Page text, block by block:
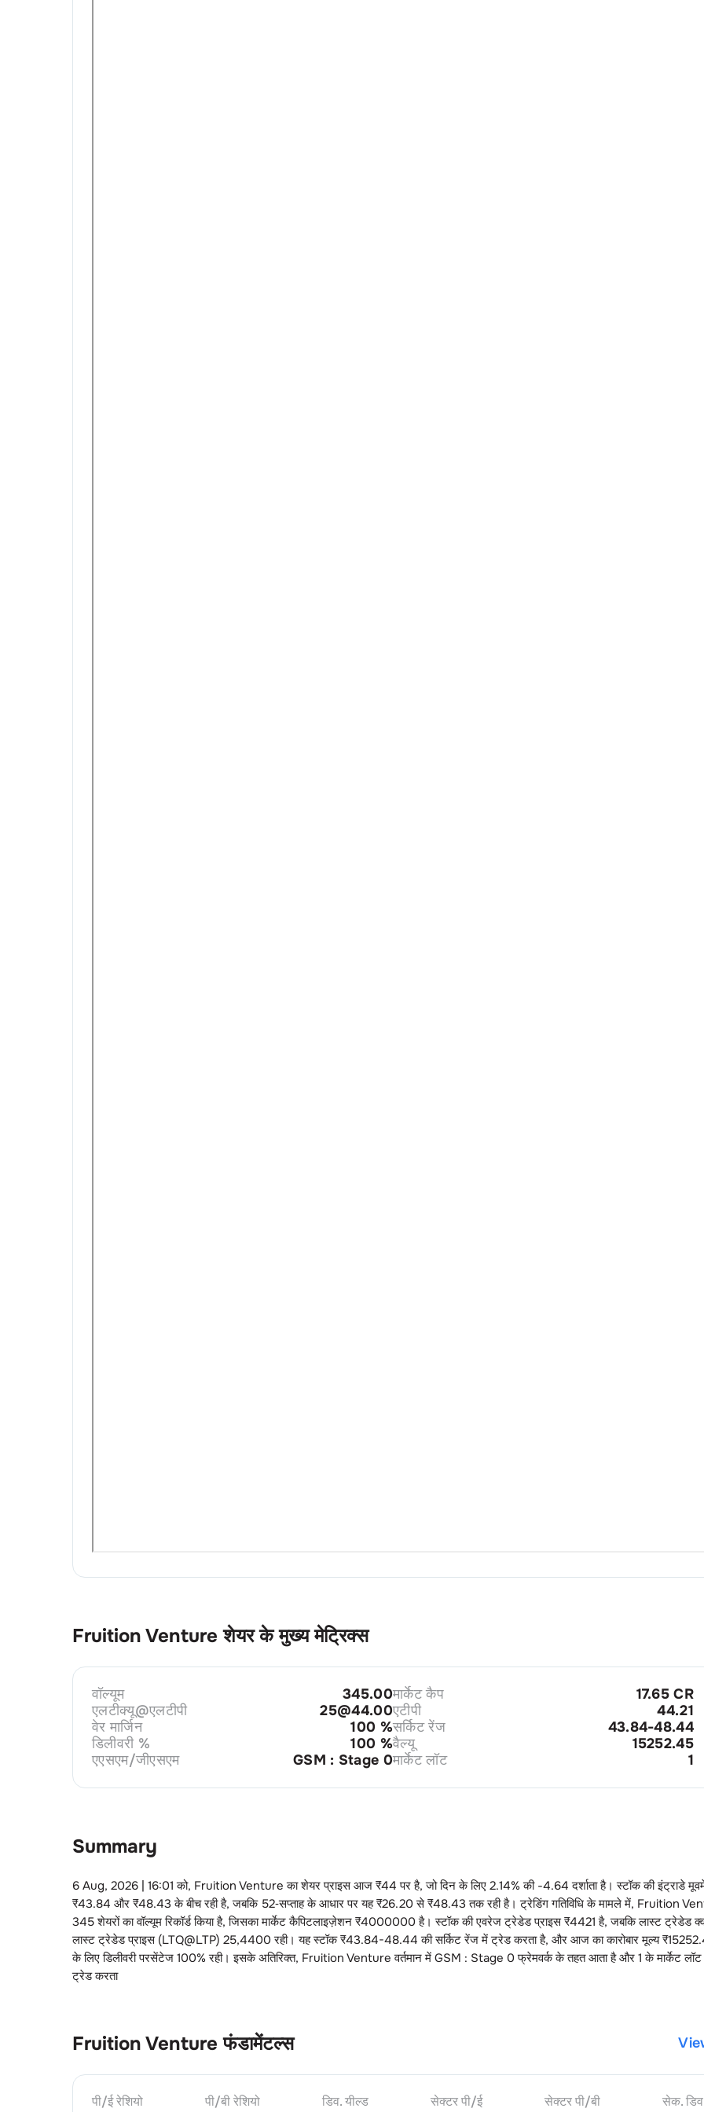
Fruition Venture शेयर के मुख्य मेट्रिक्स
वॉल्यूम 345.00मार्केट कैप
17.65 CR
एलटीक्यू@एलटीपी
25@44.00एटीपी
44.21
वेर मार्जिन
100 %सर्किट रेंज
43.84-48.44
डिलीवरी %
100 %वैल्यू
15252.45
एएसएम/जीएसएम
GSM : Stage 0मार्केट लॉट 1
Summary
6 Aug, 2026 | 16:01 को, Fruition Venture का शेयर प्राइस आज ₹44 पर है, जो दिन के लिए 2.14% की -4.64 दर्शाता है। स्टॉक की इंट्राडे
₹43.84 और ₹48.43 के बीच रही है, जबकि 52‑सप्ताह के आधार पर यह ₹26.20 से ₹48.43 तक रही है। ट्रेडिंग गतिविधि के मामले में, Fruition
345शेयरों का वॉल्यूम रिकॉर्ड किया है, जिसका मार्केट कैपिटलाइज़ेशन ₹4000000है। स्टॉक की एवरेज ट्रेडेड प्राइस ₹4421 है, जबकि लास्ट ट्रेडेड
लास्ट ट्रेडेड प्राइस (LTQ@LTP) 25,4400रही। यह स्टॉक ₹43.84-48.44 की सर्किट रेंज में ट्रेड करता है, और आज का कारोबार मूल्य ₹
के लिए डिलीवरी परसेंटेज 100% रही। इसके अतिरिक्त, Fruition Venture वर्तमान में GSM : Stage 0फ्रेमवर्क के तहत आता है और 1 के मार्केट
ट्रेड करता
Fruition Venture फंडामेंटल्स
पी/ई रेशियो पी/बी रेशियो डिव. यील्ड सेक्टर पी/ई सेक्टर पी/बी सेक.